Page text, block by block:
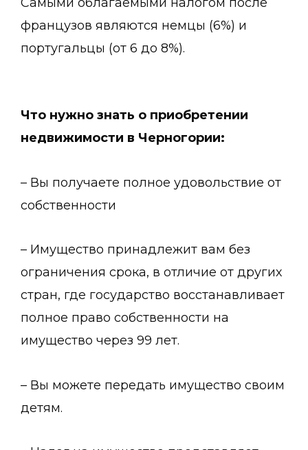
французов являются немцы (6%) и
португальцы (от 6 до 8%).
Что нужно знать о приобретении
недвижимости в Черногории:
– Вы получаете полное удовольствие от
собственности
– Имущество принадлежит вам без
ограничения срока, в отличие от других
стран, где государство восстанавливает
полное право собственности на
имущество через 99 лет.
– Вы можете передать имущество своим
детям.